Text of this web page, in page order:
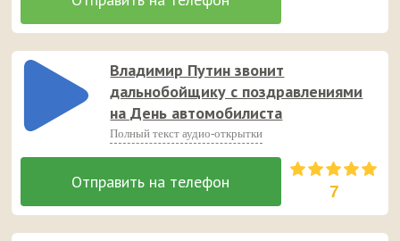
Владимир Путин звонит
дальнобойщику с поздравлениями
на День автомобилиста
Полный текст аудио-открытки
7